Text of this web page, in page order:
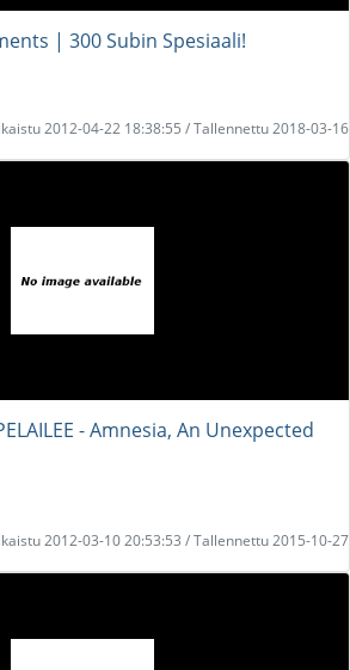
| 300 Subin Spesiaali!
2012-04-22 18:38:55 / Tallennettu 2018-03-16
- Amnesia, An Unexpected
2012-03-10 20:53:53 / Tallennettu 2015-10-27